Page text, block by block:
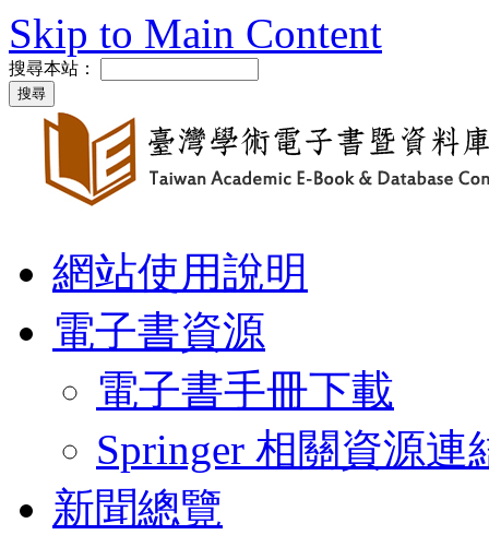
Skip to Main Content
搜尋本站：
網站使用說明
電子書資源
電子書手冊下載
Springer 相關資源連
新聞總覽